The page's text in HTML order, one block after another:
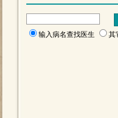
输入病名查找医生 其